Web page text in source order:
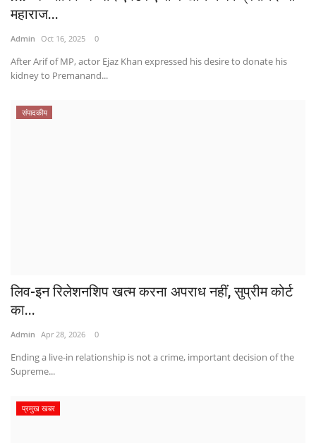
महाराज...
Admin Oct 16, 2025 0
After Arif of MP, actor Ejaz Khan expressed his desire to donate his
kidney to Premanand...
संपादकीय
लिव-इन रिलेशनशिप खत्म करना अपराध नहीं, सुप्रीम कोर्ट
का...
Admin Apr 28, 2026 0
Ending a live-in relationship is not a crime, important decision of the
Supreme...
प्रमुख खबर